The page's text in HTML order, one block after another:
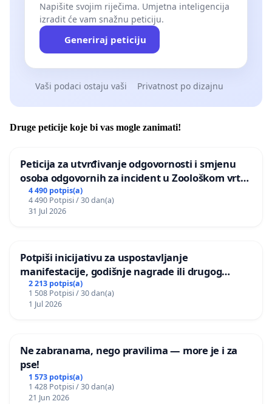
Napišite svojim riječima. Umjetna inteligencija
izradit će vam snažnu peticiju.
Generiraj peticiju
Vaši podaci ostaju vaši Privatnost po dizajnu
Druge peticije koje bi vas mogle zanimati!
Peticija za utvrđivanje odgovornosti i smjenu
osoba odgovornih za incident u Zoološkom vrtu
Grada Zagreba
4 490 potpis(a)
4 490 Potpisi / 30 dan(a)
31 Jul 2026
Potpiši inicijativu za uspostavljanje
manifestacije, godišnje nagrade ili drugog
javnog događaja „Edin Avdić“ u Sarajevu
2 213 potpis(a)
1 508 Potpisi / 30 dan(a)
1 Jul 2026
Ne zabranama, nego pravilima — more je i za
pse!
1 573 potpis(a)
1 428 Potpisi / 30 dan(a)
21 Jun 2026